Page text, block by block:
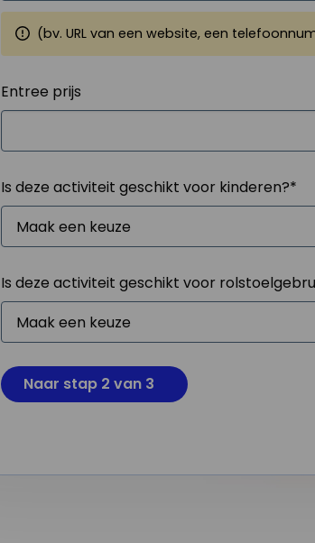
(bv. URL van een website, een
Entree prijs
Is deze activiteit geschikt voor kinderen?*
Is deze activiteit geschikt voor